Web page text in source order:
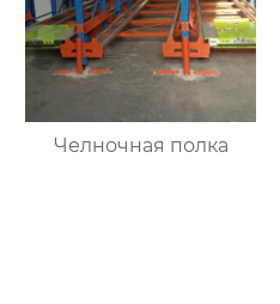
Челночная полка